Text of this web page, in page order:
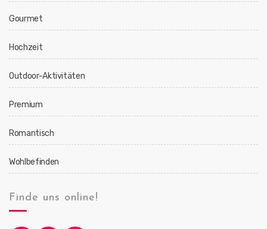
Gourmet
Hochzeit
Outdoor-Aktivitäten
Premium
Romantisch
Wohlbefinden
Finde uns online!